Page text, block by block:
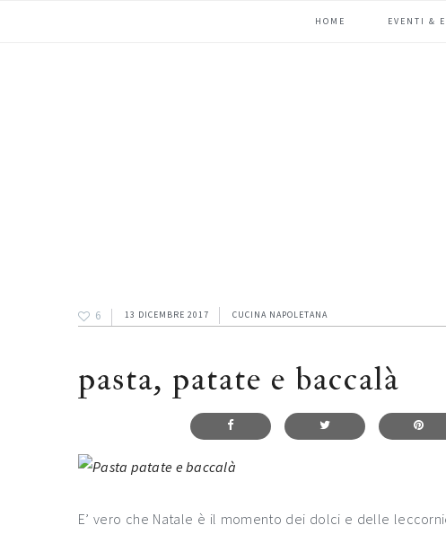
HOME EVENTI &
6 13 DICEMBRE 2017 CUCINA NAPOLETANA
pasta, patate e baccalà
E’ vero che Natale è il momento dei dolci e delle